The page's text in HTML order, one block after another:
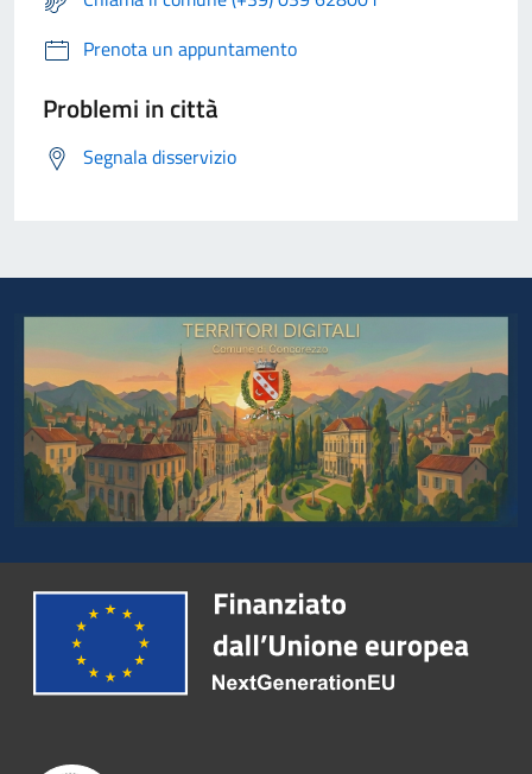
Prenota un appuntamento
Problemi in città
Segnala disservizio